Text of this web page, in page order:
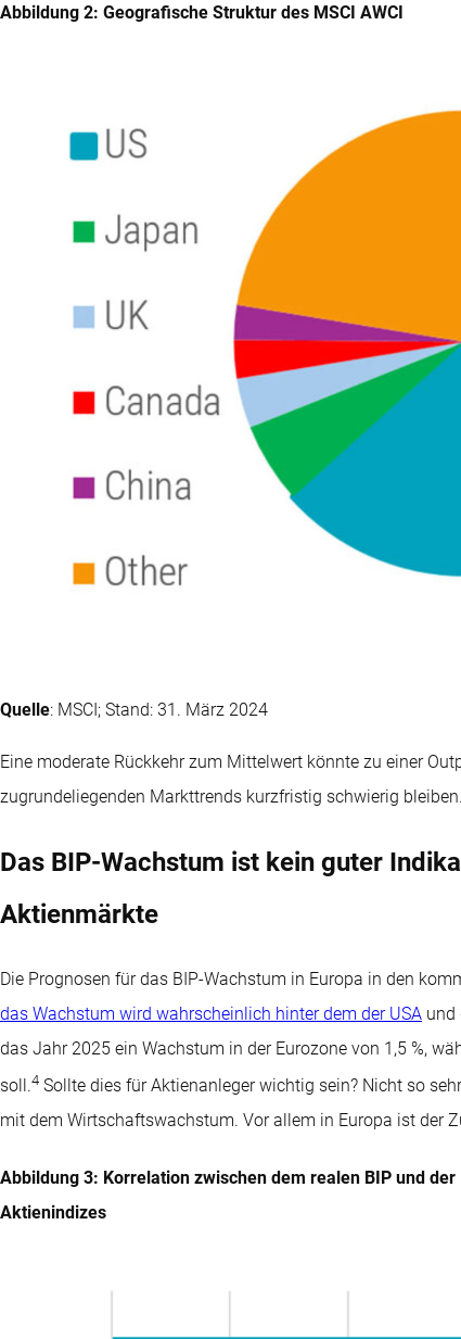
Abbildung 2: Geografische Struktur des MSCI AWCI
Quelle: MSCI; Stand: 31. März 2024
Eine moderate Rückkehr zum Mittelwert könnte zu einer
zugrundeliegenden Markttrends kurzfristig schwierig bleiben.
Das BIP-Wachstum ist kein guter
Aktienmärkte
Die Prognosen für das BIP-Wachstum in Europa in den
das Wachstum wird wahrscheinlich hinter dem der USA und
das Jahr 2025 ein Wachstum in der Eurozone von 1,5 %,
soll.4 Sollte dies für Aktienanleger wichtig sein? Nicht so
mit dem Wirtschaftswachstum. Vor allem in Europa ist der
Abbildung 3: Korrelation zwischen dem realen BIP und
Aktienindizes